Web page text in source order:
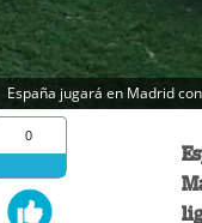
España jugará en Madrid
0